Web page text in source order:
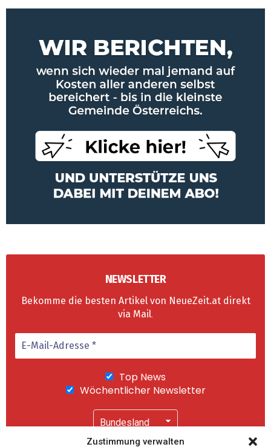
Zustimmung verwalten
NEWSLETTER
Bekomme die besten Artikel von NeueZeit.at direkt
via Mail.
Top News
Wöchentlicher Newsletter